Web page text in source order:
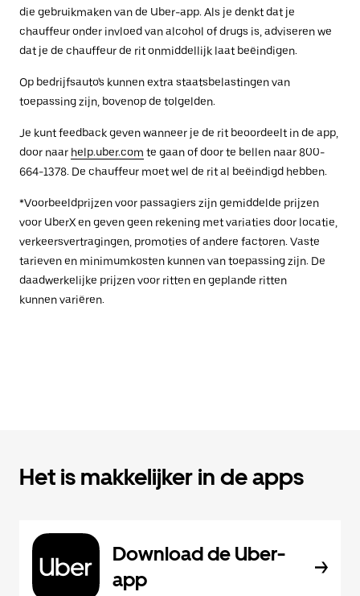
die gebruikmaken van de Uber-app. Als je denkt dat je
chauffeur onder invloed van alcohol of drugs is, adviseren we
dat je de chauffeur de rit onmiddellijk laat beëindigen.
Op bedrijfsauto's kunnen extra staatsbelastingen van
toepassing zijn, bovenop de tolgelden.
Je kunt feedback geven wanneer je de rit beoordeelt in de app,
door naar help.uber.com te gaan of door te bellen naar 800-
664-1378. De chauffeur moet wel de rit al beëindigd hebben.
*Voorbeeldprijzen voor passagiers zijn gemiddelde prijzen
voor UberX en geven geen rekening met variaties door locatie,
verkeersvertragingen, promoties of andere factoren. Vaste
tarieven en minimumkosten kunnen van toepassing zijn. De
daadwerkelijke prijzen voor ritten en geplande ritten
kunnen variëren.
Het is makkelijker in de apps
Download de Uber-
app